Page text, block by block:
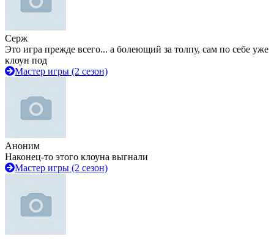
Серж
Это игра прежде всего... а болеющий за толпу, сам по себе уже
клоун под
Мастер игры (2 сезон)
Аноним
Наконец-то этого клоуна выгнали
Мастер игры (2 сезон)